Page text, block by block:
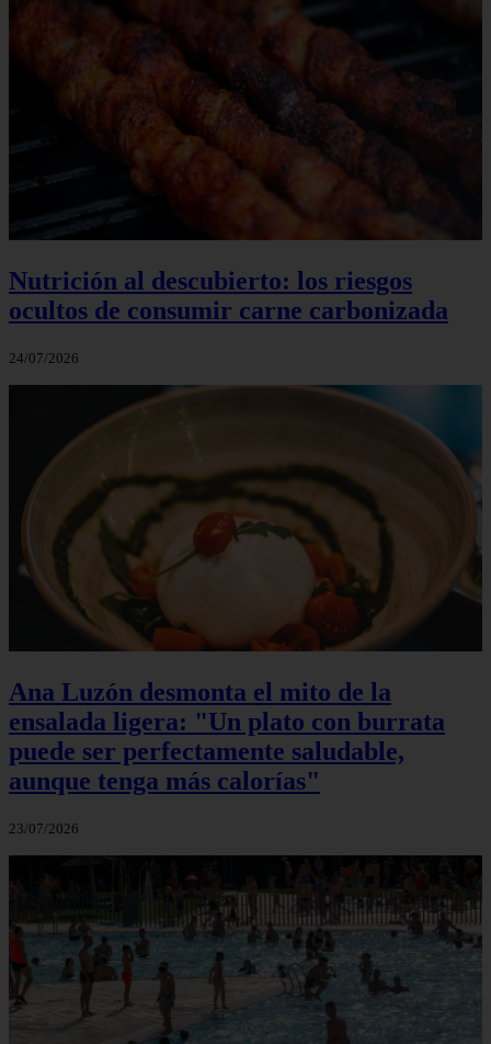
Nutrición al descubierto: los riesgos
ocultos de consumir carne carbonizada
24/07/2026
Ana Luzón desmonta el mito de la
ensalada ligera: "Un plato con burrata
puede ser perfectamente saludable,
aunque tenga más calorías"
23/07/2026